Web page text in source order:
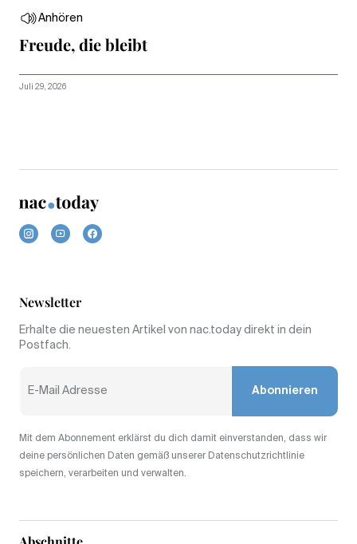
Anhören
Freude, die bleibt
Juli 29, 2026
Newsletter
Erhalte die neuesten Artikel von nac.today direkt in dein
Postfach.
Abonnieren
Mit dem Abonnement erklärst du dich damit einverstanden, dass wir
deine persönlichen Daten gemäß unserer Datenschutzrichtlinie
speichern, verarbeiten und verwalten.